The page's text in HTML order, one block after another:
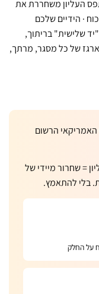
משחררת את
שלכם
בריתוך,
מסגר, מרתך,
הרשום
מיידי של